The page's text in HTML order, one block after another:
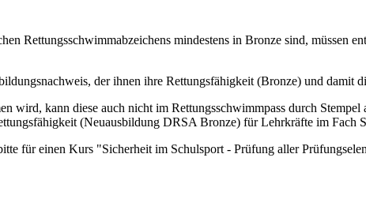
Rettungsschwimmabzeichens mindestens in Bronze sind, müssen
der ihnen ihre Rettungsfähigkeit (Bronze) und damit
wird, kann diese auch nicht im Rettungsschwimmpass durch
(Neuausbildung DRSA Bronze) für Lehrkräfte im Fach
für einen Kurs "Sicherheit im Schulsport - Prüfung aller